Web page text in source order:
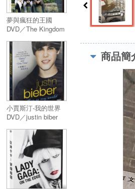
夢與瘋狂的王國
DVD／The Kingdom
Madness
小賈斯汀-我的世界
DVD／justin biber
商品簡